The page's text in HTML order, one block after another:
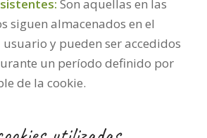
Son aquellas en las
siguen almacenados en el
y pueden ser accedidos
un período definido por
de la cookie.